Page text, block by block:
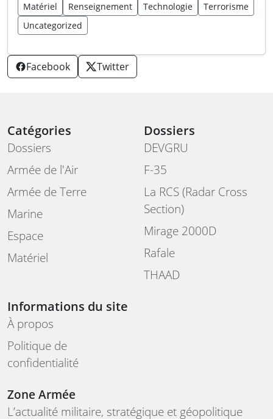
Matériel
Renseignement Technologie
Terrorisme
Uncategorized
Facebook Twitter
Catégories
Dossiers
Armée de l'Air
Armée de Terre
Marine
Espace
Matériel
Dossiers
DEVGRU
F-35
La RCS (Radar Cross
Section)
Mirage 2000D
Rafale
THAAD
Informations du site
À propos
Politique de
confidentialité
Zone Armée
L’actualité militaire, stratégique et géopolitique